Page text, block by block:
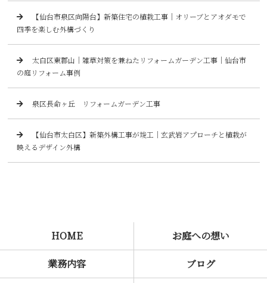
【仙台市泉区向陽台】新築住宅の植栽工事｜オリーブとアオダモで
四季を楽しむ外構づくり
太白区東郡山｜雑草対策を兼ねたリフォームガーデン工事｜仙台市
の庭リフォーム事例
泉区長命ヶ丘 リフォームガーデン工事
【仙台市太白区】新築外構工事が竣工｜玄武岩アプローチと植栽が
映えるデザイン外構
HOME お庭への想い
業務内容 ブログ